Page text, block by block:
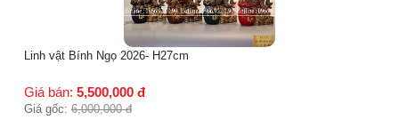
Linh vật Bính Ngọ 2026- H27cm
Giá bán: 5,500,000 đ
Giá gốc: 6,000,000 đ